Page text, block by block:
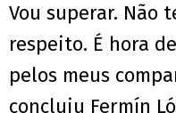
Vou superar. Não
respeito. É hora
pelos meus
concluiu Fermín